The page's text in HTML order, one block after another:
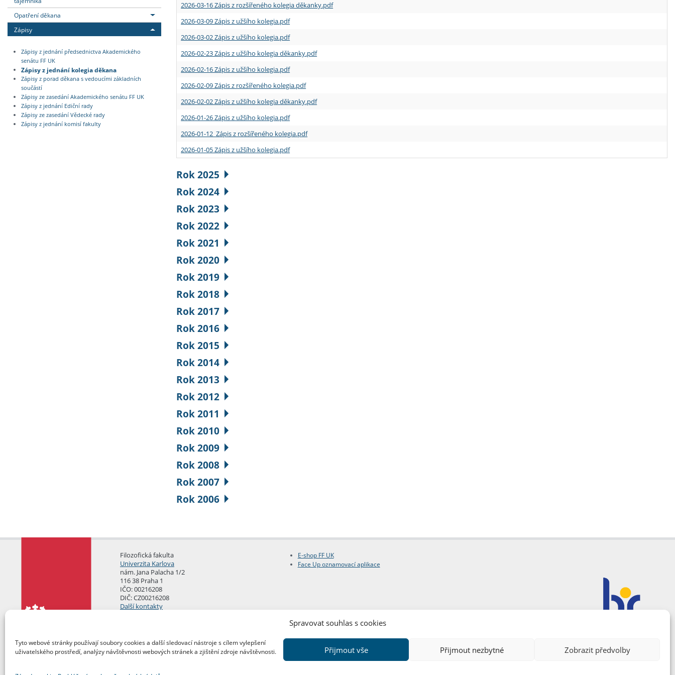
Spravovat souhlas s cookies
Tyto webové stránky používají soubory cookies a další sledovací nástroje s cílem vylepšení
uživatelského prostředí, analýzy návštěvnosti webových stránek a zjištění zdroje návštěvnosti.
Přijmout vše Přijmout nezbytné Zobrazit předvolby
Opatření děkana
Zápisy
Zápisy z jednání předsednictva Akademického
senátu FF UK
Zápisy z jednání kolegia děkana
Zápisy z porad děkana s vedoucími základních
součástí
Zápisy ze zasedání Akademického senátu FF UK
Zápisy z jednání Ediční rady
Zápisy ze zasedání Vědecké rady
Zápisy z jednání komisí fakulty
2026-03-16 Zápis z rozšířeného kolegia děkanky.pdf
2026-03-09 Zápis z užšího kolegia.pdf
2026-03-02 Zápis z užšího kolegia.pdf
2026-02-23 Zápis z užšího kolegia děkanky.pdf
2026-02-16 Zápis z užšího kolegia.pdf
2026-02-09 Zápis z rozšířeného kolegia.pdf
2026-02-02 Zápis z užšího kolegia děkanky.pdf
2026-01-26 Zápis z užšího kolegia.pdf
2026-01-12 Zápis z rozšířeného kolegia.pdf
2026-01-05 Zápis z užšího kolegia.pdf
Rok 2025
Rok 2024
Rok 2023
Rok 2022
Rok 2021
Rok 2020
Rok 2019
Rok 2018
Rok 2017
Rok 2016
Rok 2015
Rok 2014
Rok 2013
Rok 2012
Rok 2011
Rok 2010
Rok 2009
Rok 2008
Rok 2007
Rok 2006
Filozofická fakulta
Univerzita Karlova
nám. Jana Palacha 1/2
116 38 Praha 1
IČO: 00216208
DIČ: CZ00216208
Další kontakty
E-shop FF UK
Face Up oznamovací aplikace